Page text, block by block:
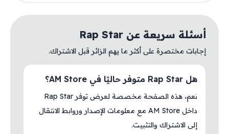
أسئلة سريعة عن Rap Star
إجابات مختصرة على أكثر ما يهم الزائر قبل الاشتراك.
هل Rap Star متوفر حاليًا في AM Store؟
نعم، هذه الصفحة مخصصة لعرض توفر Rap Star
داخل AM Store مع معلومات الإصدار وروابط الانتقال
إلى الاشتراك والتثبيت.